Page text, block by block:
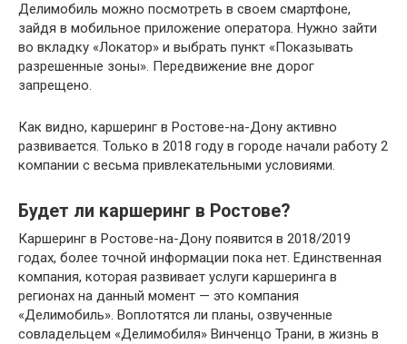
Делимобиль можно посмотреть в своем смартфоне,
зайдя в мобильное приложение оператора. Нужно зайти
во вкладку «Локатор» и выбрать пункт «Показывать
разрешенные зоны». Передвижение вне дорог
запрещено.
Как видно, каршеринг в Ростове-на-Дону активно
развивается. Только в 2018 году в городе начали работу 2
компании с весьма привлекательными условиями.
Будет ли каршеринг в Ростове?
Каршеринг в Ростове-на-Дону появится в 2018/2019
годах, более точной информации пока нет. Единственная
компания, которая развивает услуги каршеринга в
регионах на данный момент — это компания
«Делимобиль». Воплотятся ли планы, озвученные
совладельцем «Делимобиля» Винченцо Трани, в жизнь в